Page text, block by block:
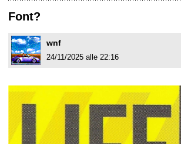
Font?
wnf
24/11/2025 alle 22:16